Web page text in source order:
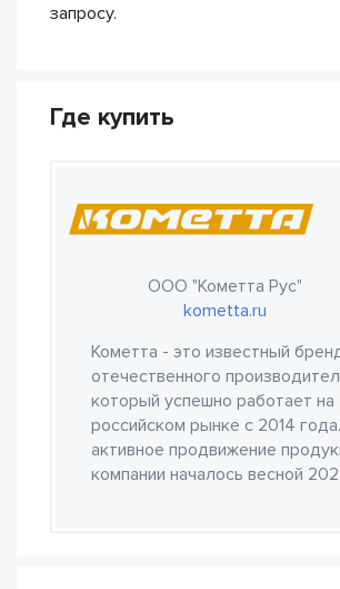
запросу.
Где купить
ООО "Кометта Рус"
kometta.ru
Кометта - это известный
отечественного
который успешно работает на
российском рынке с 2014
активное продвижение
компании началось весной